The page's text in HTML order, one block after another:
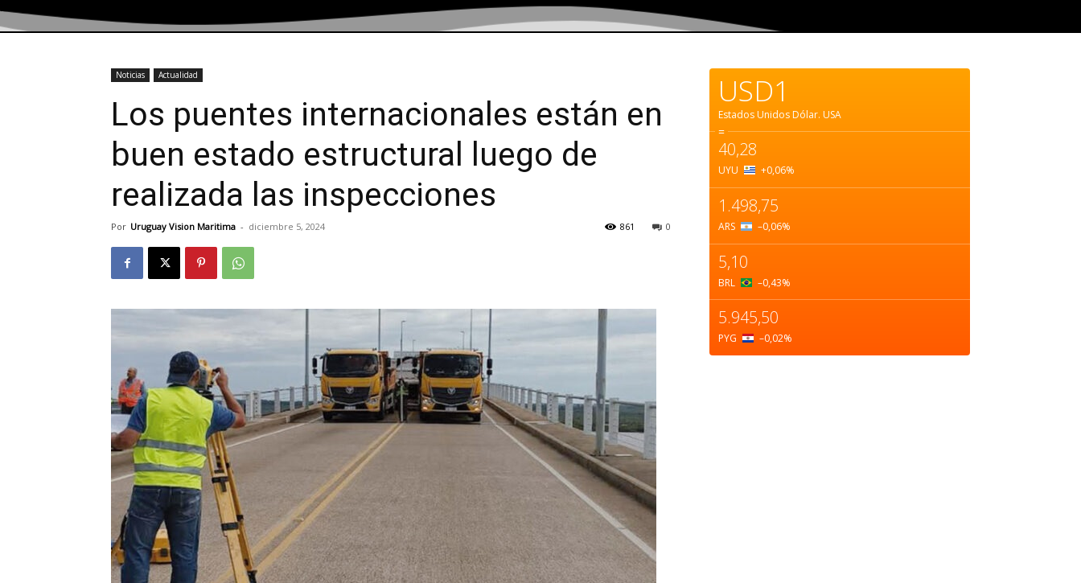
Noticias Actualidad
Los puentes internacionales están en
buen estado estructural luego de
realizada las inspecciones
Por Uruguay Vision Maritima - diciembre 5, 2024 0
861
USD1
Estados Unidos Dólar. USA
=
40,28
UYU +0,06%
1.498,75
ARS –0,06%
5,10
BRL –0,43%
5.945,50
PYG –0,02%